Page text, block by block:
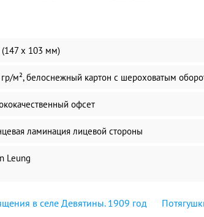
х 103 мм)
м², белоснежный картон с шероховатым
офсет
ламинация лицевой стороны
Leung
в селе Девятины. 1909 год